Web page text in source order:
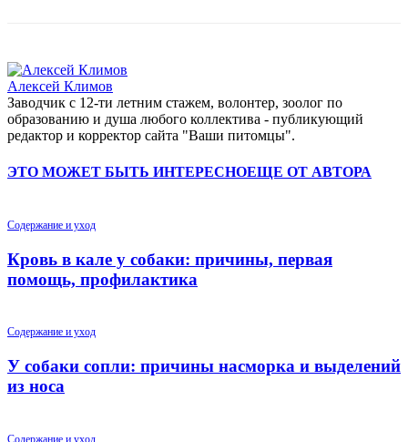
Алексей Климов
Заводчик c 12-ти летним стажем, волонтер, зоолог по
образованию и душа любого коллектива - публикующий
редактор и корректор сайта "Ваши питомцы".
ЭТО МОЖЕТ БЫТЬ ИНТЕРЕСНОЕЩЕ ОТ АВТОРА
Содержание и уход
Кровь в кале у собаки: причины, первая
помощь, профилактика
Содержание и уход
У собаки сопли: причины насморка и выделений
из носа
Содержание и уход